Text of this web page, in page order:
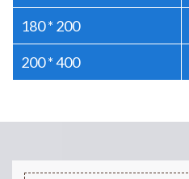
180 * 200
200 * 400